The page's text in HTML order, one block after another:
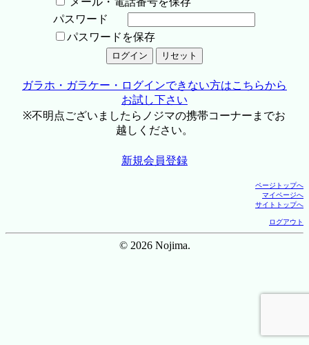
パスワード
パスワードを保存
ガラホ・ガラケー・ログインできない方はこちらから
お試し下さい
※不明点ございましたらノジマの携帯コーナーまでお
越しください。
新規会員登録
ページトップへ
マイページへ
サイトトップへ
ログアウト
© 2026 Nojima.